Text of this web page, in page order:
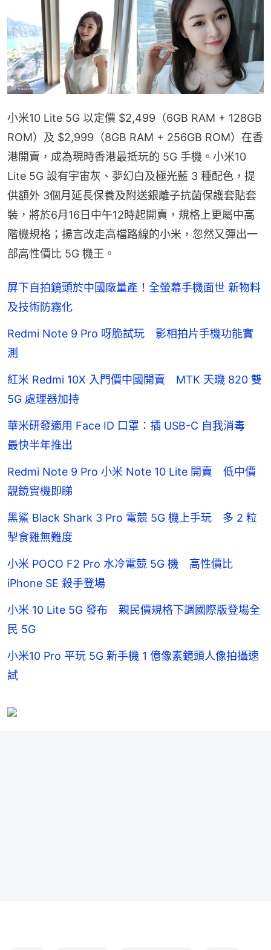
小米10 Lite 5G 以定價 $2,499（6GB RAM + 128GB
ROM）及 $2,999（8GB RAM + 256GB ROM）在香
港開賣，成為現時香港最抵玩的 5G 手機。小米10
Lite 5G 設有宇宙灰、夢幻白及極光藍 3 種配色，提
供額外 3個月延長保養及附送銀離子抗菌保護套貼套
裝，將於6月16日中午12時起開賣，規格上更屬中高
階機規格；揚言改走高檔路線的小米，忽然又彈出一
部高性價比 5G 機王。
屏下自拍鏡頭於中國廠量產！全螢幕手機面世 新物料
及技術防霧化
Redmi Note 9 Pro 呀脆試玩 影相拍片手機功能實
測
紅米 Redmi 10X 入門價中國開賣 MTK 天璣 820 雙
5G 處理器加持
華米研發適用 Face ID 口罩：插 USB-C 自我消毒
最快半年推出
Redmi Note 9 Pro 小米 Note 10 Lite 開賣 低中價
靚鏡實機即睇
黑鯊 Black Shark 3 Pro 電競 5G 機上手玩 多 2 粒
掣食雞無難度
小米 POCO F2 Pro 水冷電競 5G 機 高性價比
iPhone SE 殺手登場
小米 10 Lite 5G 發布 親民價規格下調國際版登場全
民 5G
小米10 Pro 平玩 5G 新手機 1 億像素鏡頭人像拍攝速
試